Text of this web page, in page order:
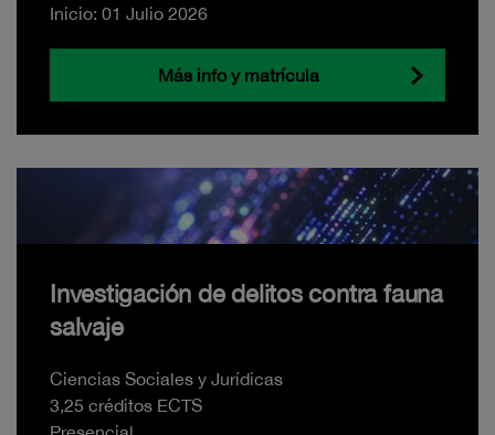
Inicio: 01 Julio 2026
Más info y matrícula
Investigación de delitos contra fauna
salvaje
Ciencias Sociales y Jurídicas
3,25 créditos ECTS